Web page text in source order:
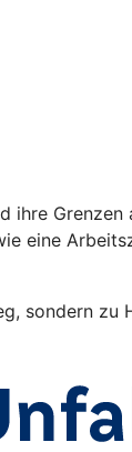
eine
sondern